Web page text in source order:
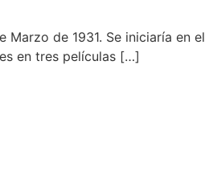
Marzo de 1931. Se iniciaría en el
en tres películas […]